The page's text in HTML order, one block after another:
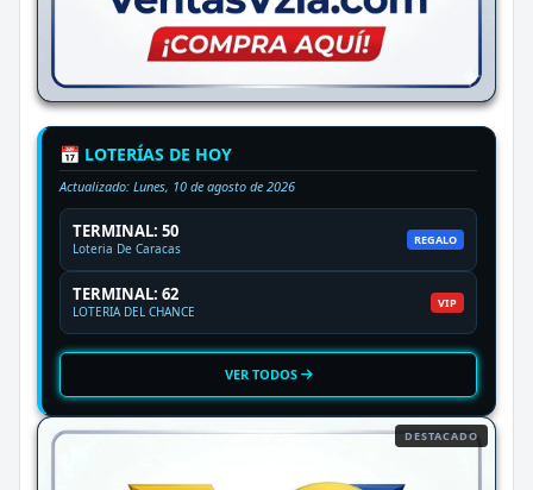
📅 LOTERÍAS DE HOY
Actualizado: Lunes, 10 de agosto de 2026
TERMINAL: 50
Loteria De Caracas
REGALO
TERMINAL: 62
LOTERIA DEL CHANCE
VIP
VER TODOS
DESTACADO